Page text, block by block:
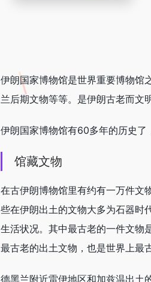
伊朗国家博物馆是世界重要博物馆
兰后期文物等等。是伊朗古老而文
伊朗国家博物馆有60多年的历史了
馆藏文物
在古伊朗博物馆里有约有一万件文
些在伊朗出土的文物大多为石器时
生活状况。其中最古老的一件文物
最古老的出土文物，也是世界上最
德黑兰附近雷伊地区和加兹温出土